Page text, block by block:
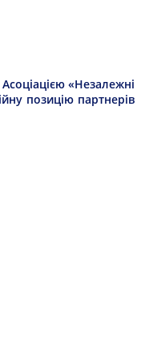
«Незалежні
позицію партнерів